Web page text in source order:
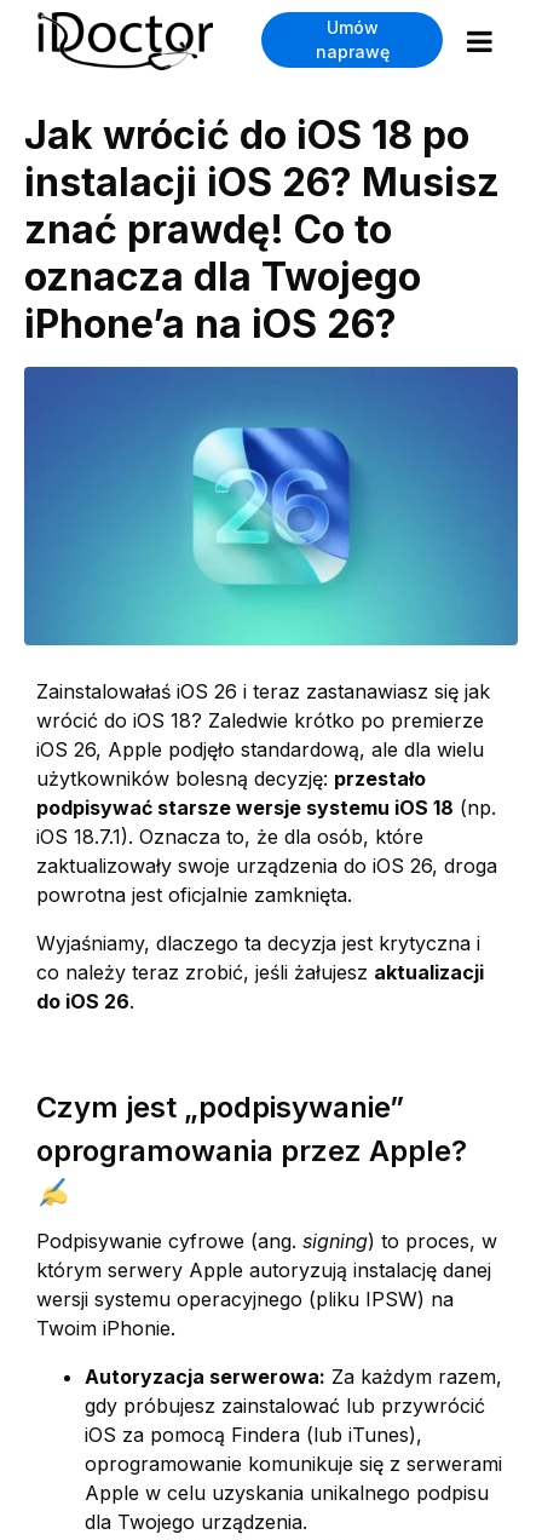
Umów
naprawę
Jak wrócić do iOS 18 po
instalacji iOS 26? Musisz
znać prawdę! Co to
oznacza dla Twojego
iPhone’a na iOS 26?
Zainstalowałaś iOS 26 i teraz zastanawiasz się jak
wrócić do iOS 18? Zaledwie krótko po premierze
iOS 26, Apple podjęło standardową, ale dla wielu
użytkowników bolesną decyzję: przestało
podpisywać starsze wersje systemu iOS 18 (np.
iOS 18.7.1). Oznacza to, że dla osób, które
zaktualizowały swoje urządzenia do iOS 26, droga
powrotna jest oficjalnie zamknięta.
Wyjaśniamy, dlaczego ta decyzja jest krytyczna i
co należy teraz zrobić, jeśli żałujesz aktualizacji
do iOS 26.
Czym jest „podpisywanie”
oprogramowania przez Apple?
Podpisywanie cyfrowe (ang. signing) to proces, w
którym serwery Apple autoryzują instalację danej
wersji systemu operacyjnego (pliku IPSW) na
Twoim iPhonie.
Autoryzacja serwerowa: Za każdym razem,
gdy próbujesz zainstalować lub przywrócić
iOS za pomocą Findera (lub iTunes),
oprogramowanie komunikuje się z serwerami
Apple w celu uzyskania unikalnego podpisu
dla Twojego urządzenia.